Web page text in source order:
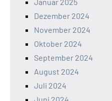
Januar 2025
Dezember 2024
November 2024
Oktober 2024
September 2024
August 2024
Juli 2024